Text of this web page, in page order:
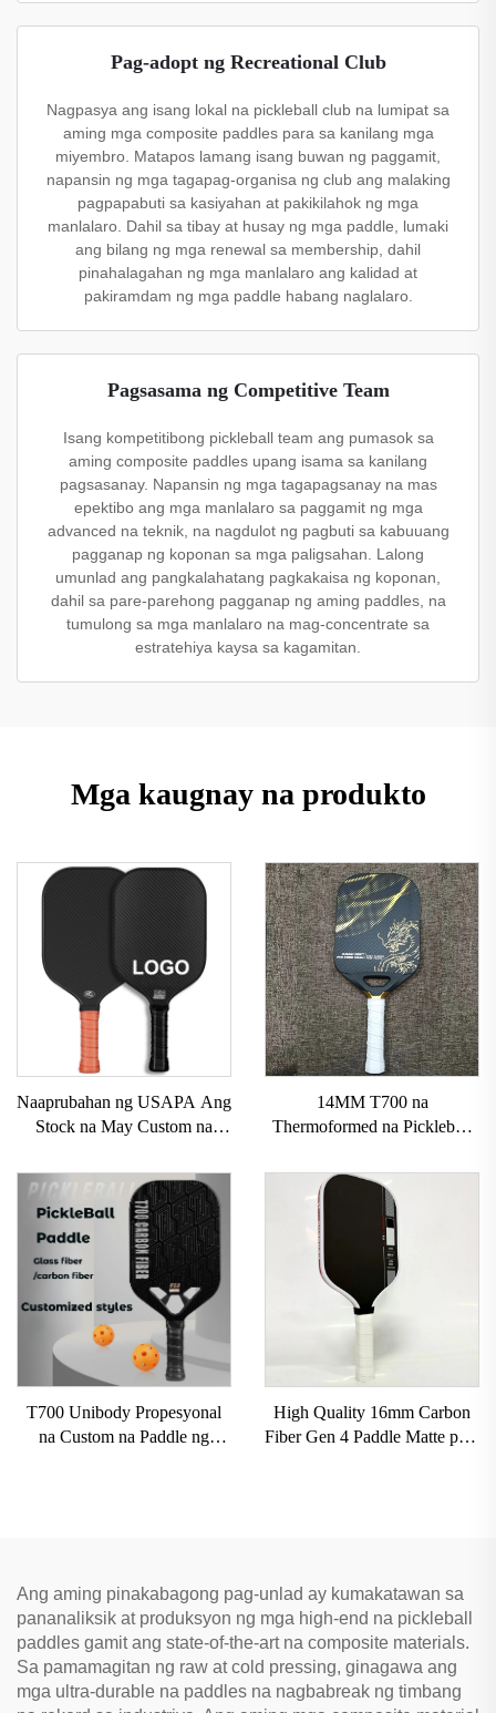
Pag-adopt ng Recreational Club
Nagpasya ang isang lokal na pickleball club na lumipat sa
aming mga composite paddles para sa kanilang mga
miyembro. Matapos lamang isang buwan ng paggamit,
napansin ng mga tagapag-organisa ng club ang malaking
pagpapabuti sa kasiyahan at pakikilahok ng mga
manlalaro. Dahil sa tibay at husay ng mga paddle, lumaki
ang bilang ng mga renewal sa membership, dahil
pinahalagahan ng mga manlalaro ang kalidad at
pakiramdam ng mga paddle habang naglalaro.
Pagsasama ng Competitive Team
Isang kompetitibong pickleball team ang pumasok sa
aming composite paddles upang isama sa kanilang
pagsasanay. Napansin ng mga tagapagsanay na mas
epektibo ang mga manlalaro sa paggamit ng mga
advanced na teknik, na nagdulot ng pagbuti sa kabuuang
pagganap ng koponan sa mga paligsahan. Lalong
umunlad ang pangkalahatang pagkakaisa ng koponan,
dahil sa pare-parehong pagganap ng aming paddles, na
tumulong sa mga manlalaro na mag-concentrate sa
estratehiya kaysa sa kagamitan.
Mga kaugnay na produkto
Naaprubahan ng USAPA Ang
Stock na May Custom na
na Pickleball Paddle na may
Carbon Surface T700 Raw na
Carbon Fiber na Pickleball
Paddles 2024
14MM T700 na
Thermoformed na Pickleball
Fiber na Pickleball Paddle na
May Mahusay na Grit
Naaprubahan ng USAPA ang
Pickleball Racket
T700 Unibody Propesyonal
na Custom na Paddle ng
High Quality 16mm Carbon
Fiber Gen 4 Paddle Matte para
Ang aming pinakabagong pag-unlad ay kumakatawan sa
pananaliksik at produksyon ng mga high-end na pickleball
paddles gamit ang state-of-the-art na composite materials.
Sa pamamagitan ng raw at cold pressing, ginagawa ang
mga ultra-durable na paddles na nagbabreak ng timbang